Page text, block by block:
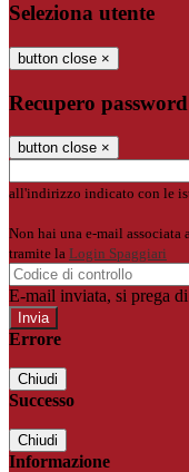
Seleziona utente
button close ×
Recupero password
button close ×
all'indirizzo indicato con le
Non hai una e-mail associata
tramite la Login Spaggiari
E-mail inviata, si prega
Errore
Chiudi
Successo
Chiudi
Informazione